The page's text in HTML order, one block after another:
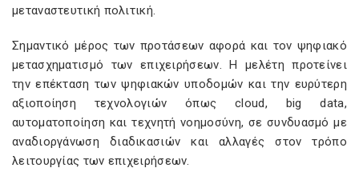
μεταναστευτική πολιτική.
Σημαντικό μέρος των προτάσεων αφορά και τον ψηφιακό
μετασχηματισμό των επιχειρήσεων. Η μελέτη προτείνει
την επέκταση των ψηφιακών υποδομών και την ευρύτερη
αξιοποίηση τεχνολογιών όπως cloud, big data,
αυτοματοποίηση και τεχνητή νοημοσύνη, σε συνδυασμό με
αναδιοργάνωση διαδικασιών και αλλαγές στον τρόπο
λειτουργίας των επιχειρήσεων.